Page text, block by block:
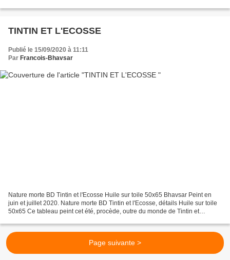
TINTIN ET L'ECOSSE
Publié le 15/09/2020 à 11:11
Par Francois-Bhavsar
Nature morte BD Tintin et l'Ecosse Huile sur toile 50x65 Bhavsar Peint en
juin et juillet 2020. Nature morte BD Tintin et l'Ecosse, détails Huile sur toile
50x65 Ce tableau peint cet été, procède, outre du monde de Tintin et
Page suivante >